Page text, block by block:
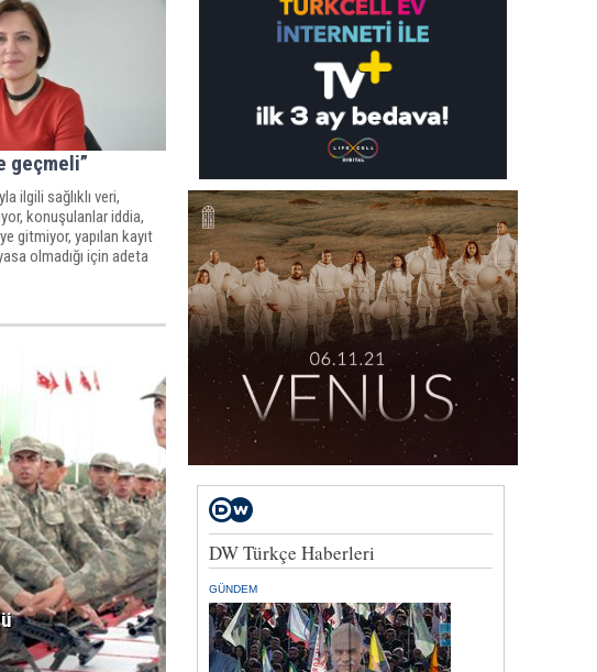
geçmeli”
ilgili sağlıklı veri,
konuşulanlar iddia,
gitmiyor, yapılan kayıt
olmadığı için adeta